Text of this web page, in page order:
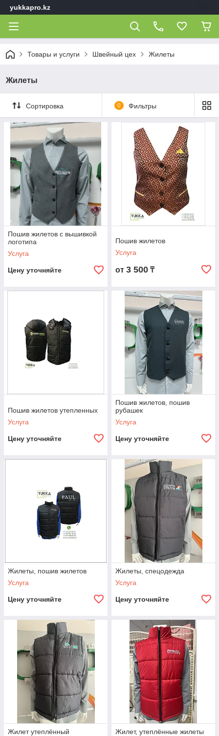
yukkapro.kz
Товары и услуги Швейный цех Жилеты
Жилеты
Сортировка 0 Фильтры
Пошив жилетов с вышивкой
логотипа
Услуга
Цену уточняйте
Пошив жилетов
Услуга
от 3 500 ₸
Пошив жилетов утепленных
Услуга
Цену уточняйте
Пошив жилетов, пошив
рубашек
Услуга
Цену уточняйте
Жилеты, пошив жилетов
Услуга
Цену уточняйте
Жилеты, спецодежда
Услуга
Цену уточняйте
Жилет утеплённый
Жилет, утеплённые жилеты